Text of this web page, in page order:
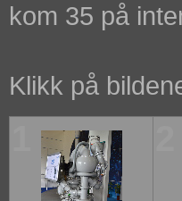
kom 35 på
Klikk på